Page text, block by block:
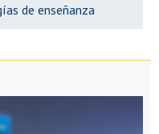
de enseñanza